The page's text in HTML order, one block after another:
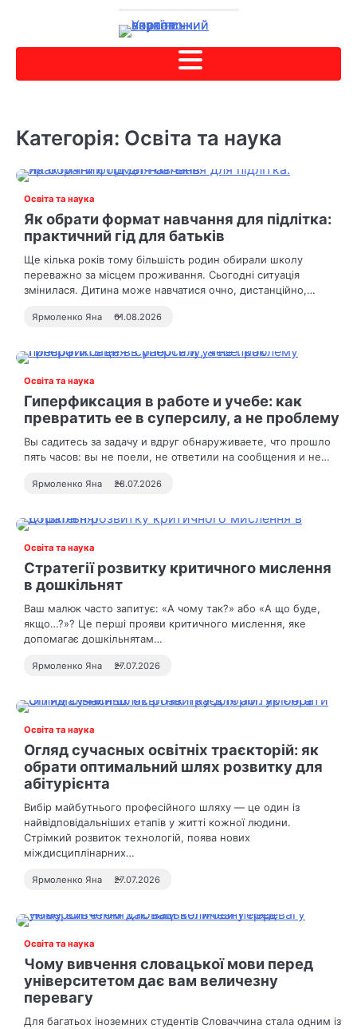
Категорія: Освіта та наука
Освіта та наука
Як обрати формат навчання для підлітка:
практичний гід для батьків
Ще кілька років тому більшість родин обирали школу
переважно за місцем проживання. Сьогодні ситуація
змінилася. Дитина може навчатися очно, дистанційно,…
Ярмоленко Яна 01.08.2026
Освіта та наука
Гиперфиксация в работе и учебе: как
превратить ее в суперсилу, а не проблему
Вы садитесь за задачу и вдруг обнаруживаете, что прошло
пять часов: вы не поели, не ответили на сообщения и не…
Ярмоленко Яна 28.07.2026
Освіта та наука
Стратегії розвитку критичного мислення
в дошкільнят
Ваш малюк часто запитує: «А чому так?» або «А що буде,
якщо…?»? Це перші прояви критичного мислення, яке
допомагає дошкільнятам…
Ярмоленко Яна 27.07.2026
Освіта та наука
Огляд сучасных освітніх траєкторій: як
обрати оптимальний шлях розвитку для
абітурієнта
Вибір майбутнього професійного шляху — це один із
найвідповідальніших етапів у житті кожної людини.
Стрімкий розвиток технологій, поява нових
міждисциплінарних…
Ярмоленко Яна 27.07.2026
Освіта та наука
Чому вивчення словацької мови перед
університетом дає вам величезну
перевагу
Для багатьох іноземних студентів Словаччина стала одним із